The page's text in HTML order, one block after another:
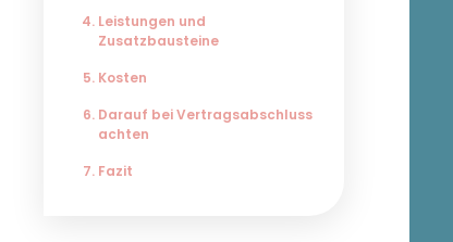
Leistungen und
Zusatzbausteine
Kosten
Darauf bei Vertragsabschluss
achten
Fazit